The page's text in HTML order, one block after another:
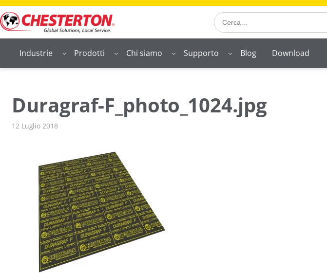
Vai
al
contenuto
Search
Industrie Prodotti Chi siamo Supporto Blog Download
Duragraf-F_photo_1024.jpg
12 Luglio 2018